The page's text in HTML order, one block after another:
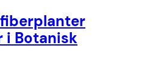
i Botanisk